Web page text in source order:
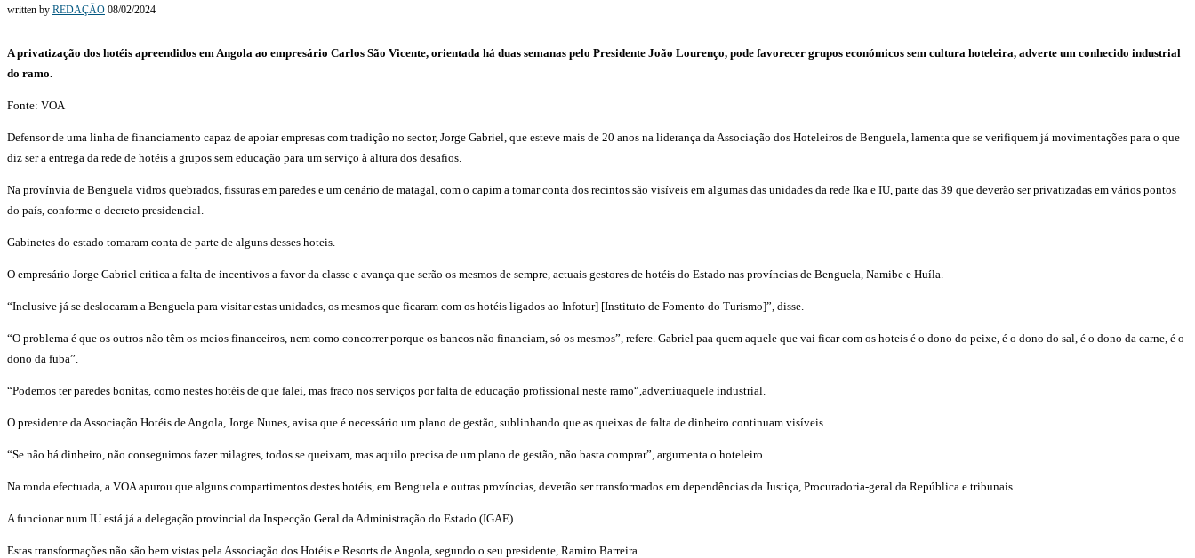
written by REDAÇÃO 08/02/2024
A privatização dos hotéis apreendidos em Angola ao empresário Carlos São Vicente, orientada há duas semanas pelo Presidente João Lourenço, pode favorecer grupos económicos sem cultura hoteleira, adverte um conhecido industrial
do ramo.
Fonte: VOA
Defensor de uma linha de financiamento capaz de apoiar empresas com tradição no sector, Jorge Gabriel, que esteve mais de 20 anos na liderança da Associação dos Hoteleiros de Benguela, lamenta que se verifiquem já movimentações para o que
diz ser a entrega da rede de hotéis a grupos sem educação para um serviço à altura dos desafios.
Na provínvia de Benguela vidros quebrados, fissuras em paredes e um cenário de matagal, com o capim a tomar conta dos recintos são visíveis em algumas das unidades da rede Ika e IU, parte das 39 que deverão ser privatizadas em vários pontos
do país, conforme o decreto presidencial.
Gabinetes do estado tomaram conta de parte de alguns desses hoteis.
O empresário Jorge Gabriel critica a falta de incentivos a favor da classe e avança que serão os mesmos de sempre, actuais gestores de hotéis do Estado nas províncias de Benguela, Namibe e Huíla.
“Inclusive já se deslocaram a Benguela para visitar estas unidades, os mesmos que ficaram com os hotéis ligados ao Infotur] [Instituto de Fomento do Turismo]”, disse.
“O problema é que os outros não têm os meios financeiros, nem como concorrer porque os bancos não financiam, só os mesmos”, refere. Gabriel paa quem aquele que vai ficar com os hoteis é o dono do peixe, é o dono do sal, é o dono da carne, é o
dono da fuba”.
“Podemos ter paredes bonitas, como nestes hotéis de que falei, mas fraco nos serviços por falta de educação profissional neste ramo“,advertiuaquele industrial.
O presidente da Associação Hotéis de Angola, Jorge Nunes, avisa que é necessário um plano de gestão, sublinhando que as queixas de falta de dinheiro continuam visíveis
“Se não há dinheiro, não conseguimos fazer milagres, todos se queixam, mas aquilo precisa de um plano de gestão, não basta comprar”, argumenta o hoteleiro.
Na ronda efectuada, a VOA apurou que alguns compartimentos destes hotéis, em Benguela e outras províncias, deverão ser transformados em dependências da Justiça, Procuradoria-geral da República e tribunais.
A funcionar num IU está já a delegação provincial da Inspecção Geral da Administração do Estado (IGAE).
Estas transformações não são bem vistas pela Associação dos Hotéis e Resorts de Angola, segundo o seu presidente, Ramiro Barreira.